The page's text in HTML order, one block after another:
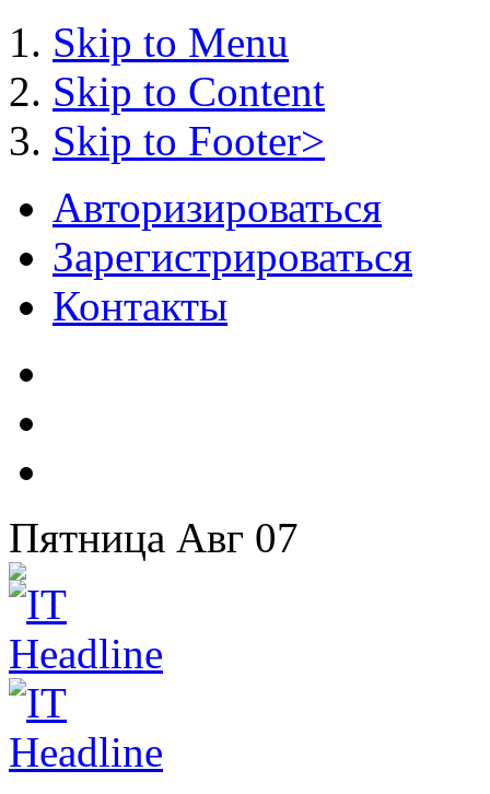
Skip to Menu
Skip to Content
Skip to Footer>
Авторизироваться
Зарегистрироваться
Контакты
Пятница Авг 07